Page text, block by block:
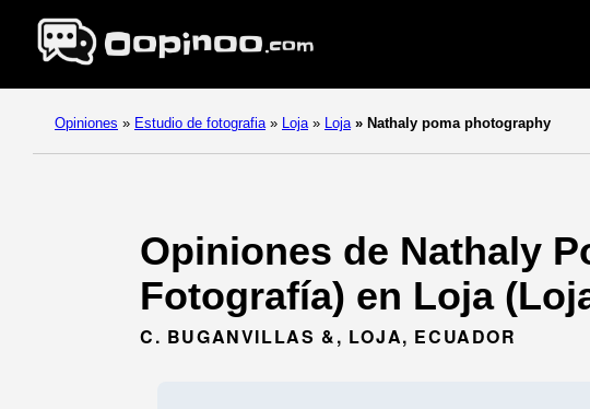
Opiniones » Estudio de fotografia » Loja » Loja » Nathaly poma photography
Opiniones de Nathaly
Fotografía) en Loja
C. BUGANVILLAS &, LOJA, ECUADOR